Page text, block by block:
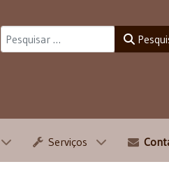
Serviços